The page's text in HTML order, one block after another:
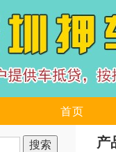
首页
产